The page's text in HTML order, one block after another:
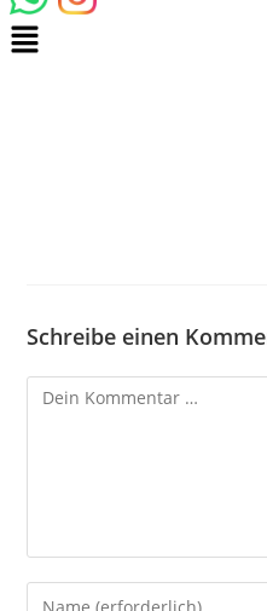
Schreibe einen